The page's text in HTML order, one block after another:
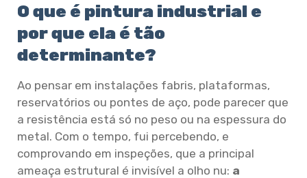
O que é pintura industrial e
por que ela é tão
determinante?
Ao pensar em instalações fabris, plataformas,
reservatórios ou pontes de aço, pode parecer que
a resistência está só no peso ou na espessura do
metal. Com o tempo, fui percebendo, e
comprovando em inspeções, que a principal
ameaça estrutural é invisível a olho nu: a